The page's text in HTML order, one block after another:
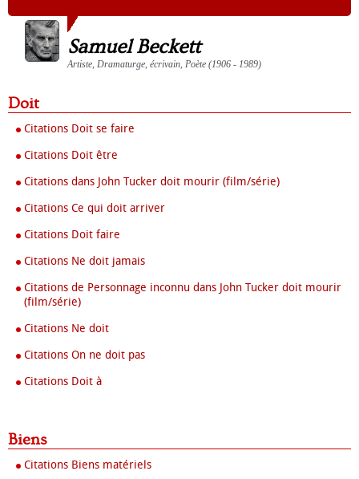
Samuel Beckett
Artiste, Dramaturge, écrivain, Poète (1906 - 1989)
Doit
Citations Doit se faire
Citations Doit être
Citations dans John Tucker doit mourir (film/série)
Citations Ce qui doit arriver
Citations Doit faire
Citations Ne doit jamais
Citations de Personnage inconnu dans John Tucker doit mourir
(film/série)
Citations Ne doit
Citations On ne doit pas
Citations Doit à
Biens
Citations Biens matériels